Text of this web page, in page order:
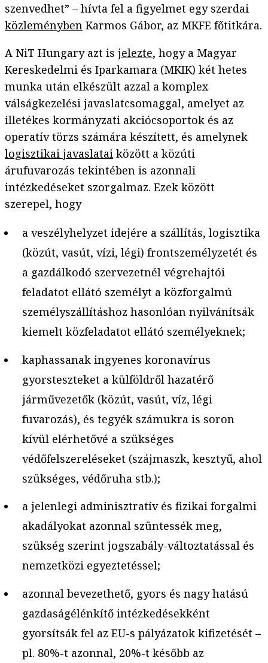
szenvedhet” – hívta fel a figyelmet egy szerdai
közleményben Karmos Gábor, az MKFE főtitkára.
A NiT Hungary azt is jelezte, hogy a Magyar
Kereskedelmi és Iparkamara (MKIK) két hetes
munka után elkészült azzal a komplex
válságkezelési javaslatcsomaggal, amelyet az
illetékes kormányzati akciócsoportok és az
operatív törzs számára készített, és amelynek
logisztikai javaslatai között a közúti
árufuvarozás tekintében is azonnali
intézkedéseket szorgalmaz. Ezek között
szerepel, hogy
a veszélyhelyzet idejére a szállítás, logisztika
(közút, vasút, vízi, légi) frontszemélyzetét és
a gazdálkodó szervezetnél végrehajtói
feladatot ellátó személyt a közforgalmú
személyszállításhoz hasonlóan nyilvánítsák
kiemelt közfeladatot ellátó személyeknek;
kaphassanak ingyenes koronavírus
gyorsteszteket a külföldről hazatérő
járművezetők (közút, vasút, víz, légi
fuvarozás), és tegyék számukra is soron
kívül elérhetővé a szükséges
védőfelszereléseket (szájmaszk, kesztyű, ahol
szükséges, védőruha stb.);
a jelenlegi adminisztratív és fizikai forgalmi
akadályokat azonnal szüntessék meg,
szükség szerint jogszabály-változtatással és
nemzetközi egyeztetéssel;
azonnal bevezethető, gyors és nagy hatású
gazdaságélénkítő intézkedésekként
gyorsítsák fel az EU-s pályázatok kifizetését –
pl. 80%-t azonnal, 20%-t később az